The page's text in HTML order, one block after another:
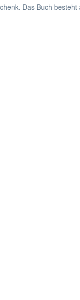
Das Buch